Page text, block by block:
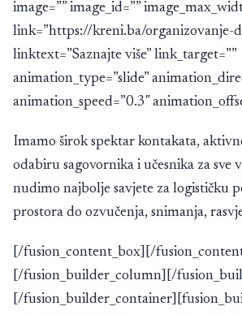
image=”” image_id=””
link=”https://kreni.ba/organizovanje-
linktext=”Saznajte više” link_target=””
animation_type=”slide”
animation_speed=”0.3″
Imamo širok spektar kontakata,
odabiru sagovornika i učesnika za sve
nudimo najbolje savjete za logističku
prostora do ozvučenja, snimanja,
[/fusion_content_box][/
[/fusion_builder_column][/
[/